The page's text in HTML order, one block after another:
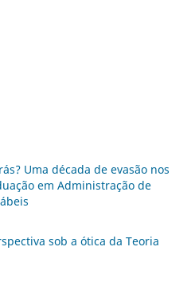
Uma década de evasão nos
em Administração de
sob a ótica da Teoria